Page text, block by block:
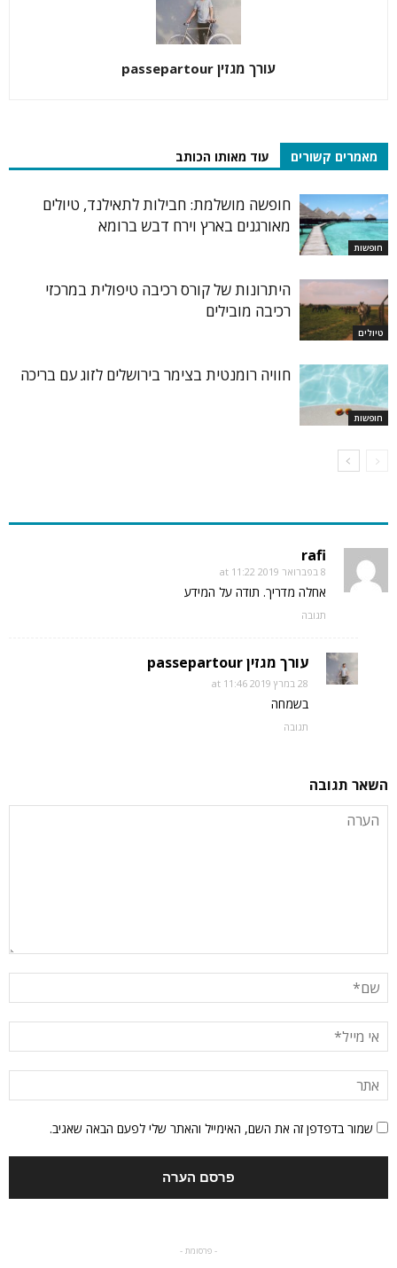
עורך מגזין passepartour
מאמרים קשורים עוד מאותו הכותב
חופשות
חופשה מושלמת: חבילות לתאילנד, טיולים
מאורגנים בארץ וירח דבש ברומא
טיולים
היתרונות של קורס רכיבה טיפולית במרכזי
רכיבה מובילים
חופשות
חוויה רומנטית בצימר בירושלים לזוג עם בריכה
rafi
8 בפברואר 2019 at 11:22
אחלה מדריך. תודה על המידע
תגובה
עורך מגזין passepartour
28 במרץ 2019 at 11:46
בשמחה
תגובה
השאר תגובה
שמור בדפדפן זה את השם, האימייל והאתר שלי לפעם הבאה שאגיב.
- פרסומת -